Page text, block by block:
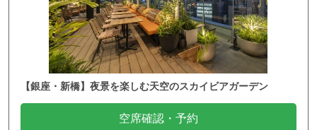
【銀座・新橋】夜景を楽しむ天空のスカイビアガーデン
空席確認・予約